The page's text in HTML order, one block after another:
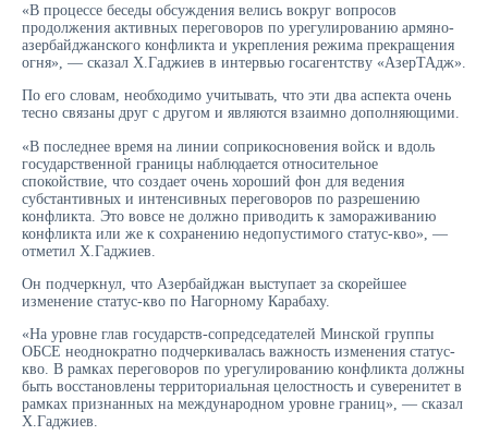
«В процессе беседы обсуждения велись вокруг вопросов
продолжения активных переговоров по урегулированию армяно-
азербайджанского конфликта и укрепления режима прекращения
огня», — сказал Х.Гаджиев в интервью госагентству «АзерТАдж».
По его словам, необходимо учитывать, что эти два аспекта очень
тесно связаны друг с другом и являются взаимно дополняющими.
«В последнее время на линии соприкосновения войск и вдоль
государственной границы наблюдается относительное
спокойствие, что создает очень хороший фон для ведения
субстантивных и интенсивных переговоров по разрешению
конфликта. Это вовсе не должно приводить к замораживанию
конфликта или же к сохранению недопустимого статус-кво», —
отметил Х.Гаджиев.
Он подчеркнул, что Азербайджан выступает за скорейшее
изменение статус-кво по Нагорному Карабаху.
«На уровне глав государств-сопредседателей Минской группы
ОБСЕ неоднократно подчеркивалась важность изменения статус-
кво. В рамках переговоров по урегулированию конфликта должны
быть восстановлены территориальная целостность и суверенитет в
рамках признанных на международном уровне границ», — сказал
Х.Гаджиев.